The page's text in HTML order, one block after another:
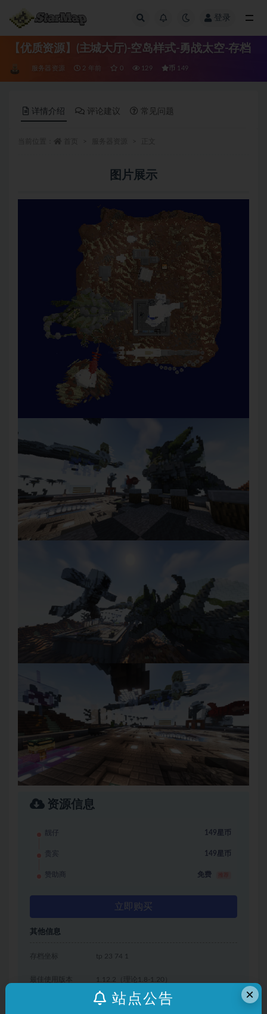
登录
【优质资源】(主城大厅)-空岛样式-勇战太空-存档
服务器资源 2 年前 0 129 币 149
详情介绍 评论建议 常见问题
图片展示
资源信息
靓仔 149星币
贵宾 149星币
赞助商 免费
立即购买
其他信息
存档坐标 tp 23 74 1
最佳使用版本 1.12.2（理论1.8-1.20）
永久有效
×
站点公告